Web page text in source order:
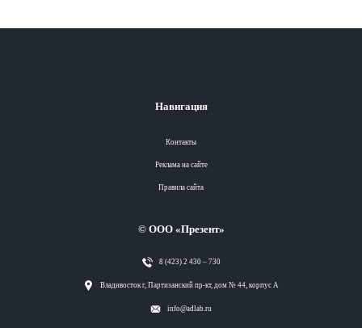
Навигация
Контакты
Реклама на сайте
Правила сайта
© ООО «Презент»
8 (423) 2 430 – 730
Владивосток г, Партизанский пр-кт, дом № 44, корпус А
info@adlab.ru